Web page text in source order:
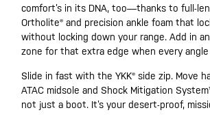
comfort’s in its DNA, too—thanks to full-
Ortholite® and precision ankle foam that
without locking down your range. Add in
zone for that extra edge when every
Slide in fast with the YKK® side zip. Move
ATAC midsole and Shock Mitigation
not just a boot. It’s your desert-proof,